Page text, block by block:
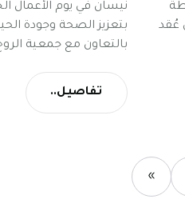
عُقد
من
المتعلقة بعلاج مرضى أمراض الأمعاء الالتهابية (IBD)
بتعزيز الصحة وجودة
غسيل الكلى في مراكز
والقدس.
تفاصيل..
»